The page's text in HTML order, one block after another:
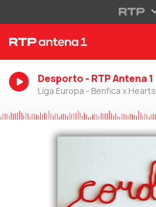
Desporto - RTP Antena 1
Liga Europa - Benfica x Hearts